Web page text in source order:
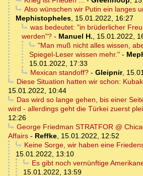
Also wünschen wir Putin ein langes
Mephistopheles, 15.01.2022, 16:27
was bedeutet: "in brüderlicher
werden"? - Manuel H., 15.01.2022,
"Man muß nicht alles wissen,
Spiegel-Leser wissen mehr." -
15.01.2022, 17:33
Mexican standoff?- Gleipnir,
Diese Situation hatten wir schon:
15.01.2022, 10:44
Das wird so lange gehen, bis einer
wird - allerdings geht die Türkei zuerst
12:26
George Friedman STRATFOR @
Affairs - Reffke, 15.01.2022, 12:52
Keine Sorge, wir haben eine
15.01.2022, 13:10
Es gibt noch vernünftige
15.01.2022, 13:59